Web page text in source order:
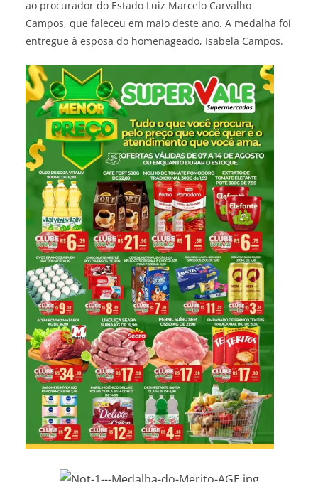
ao procurador do Estado Luiz Marcelo Carvalho
Campos, que faleceu em maio deste ano. A medalha foi
entregue à esposa do homenageado, Isabela Campos.